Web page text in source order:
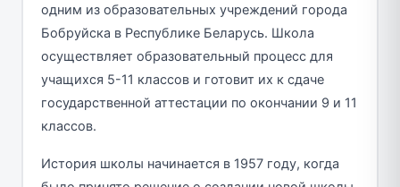
одним из образовательных учреждений города
Бобруйска в Республике Беларусь. Школа
осуществляет образовательный процесс для
учащихся 5-11 классов и готовит их к сдаче
государственной аттестации по окончании 9 и 11
классов.
История школы начинается в 1957 году, когда